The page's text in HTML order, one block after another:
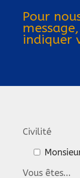
Pour
indiquer
Civilité
Vous êtes...